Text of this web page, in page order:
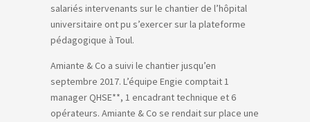
salariés intervenants sur le chantier de l’hôpital
universitaire ont pu s’exercer sur la plateforme
pédagogique à Toul.
Amiante & Co a suivi le chantier jusqu’en
septembre 2017. L’équipe Engie comptait 1
manager QHSE**, 1 encadrant technique et 6
opérateurs. Amiante & Co se rendait sur place une